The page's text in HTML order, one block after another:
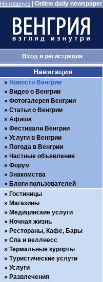
На главную Online daily
Входи регистрация
Навигация
Новости Венгрии
Видео о Венгрии
Фотогалерея Венгрии
Статьи о Венгрии
Афиша
Фестивали Венгрии
Услуги в Венгрии
Погода в Венгрии
Частные объявления
Форум
Знакомства
Блоги пользователей
Гостиницы
Магазины
Медицинские услуги
Ночная жизнь
Рестораны, Кафе, Бары
Спа и веллнесс
Термальные курорты
Туристические услуги
Услуги
Развлечения